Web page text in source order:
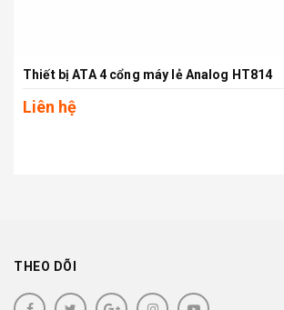
Thiết bị ATA 4 cổng máy lẻ Analog HT814
Liên hệ
THEO DÕI